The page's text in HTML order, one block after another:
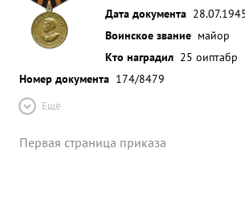
Дата документа
Воинское звание майор
Кто наградил 25 оиптабр
Номер документа 174/8479
Ещё
Первая страница приказа